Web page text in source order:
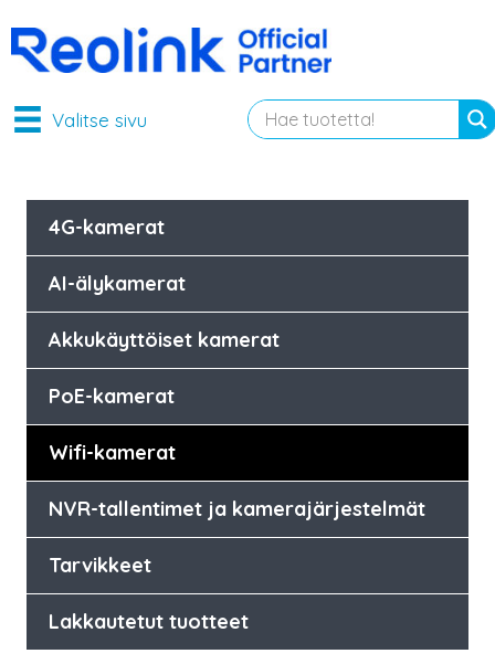
Valitse sivu
4G-kamerat
AI-älykamerat
Akkukäyttöiset kamerat
PoE-kamerat
Wifi-kamerat
NVR-tallentimet ja kamerajärjestelmät
Tarvikkeet
Lakkautetut tuotteet